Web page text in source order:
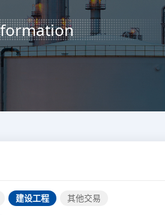
建设工程 其他交易